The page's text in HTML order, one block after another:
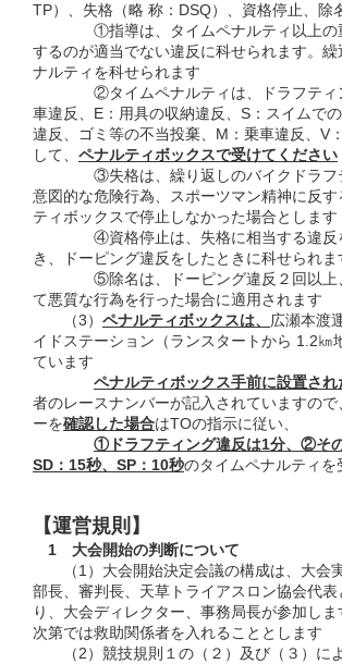
TP）、失格（略 称：DSQ）、資格停止、除
①指導は、タイムペナルティ以上の重
するのが適当でない違反に科せられます。
ナルティを科せられます
②タイムペナルティは、ドラフティン
車違反、E：用具の収納違反、S：スイムで
違反、ゴミ等の不当投棄、M：乗車違反、V
して、 ペナルティボックスで受けてください
③失格は、繰り返しのバイクドラフテ
意図的な危険行為、スポーツマン精神に反
ティボックスで停止しなかった場合とします
④資格停止は、失格に相当する違反を
き、ドーピング違反をしたときに科せられま
⑤除名は、ドーピング違反２回以上、
て悪質な行為を行った場合に適用されます
（3） ペナルティボックスは、 広瀬本渡
イドステーション（ランスタートから 1.2㎞
ています
ペナルティボックス手前に設置され
者のレースナンバーが記入されていますの
ーを確認した場合はTOの指示に従い、
①ドラフティング違反は1分、②その
SD：15秒、SP：10秒のタイムペナルティを
【運営規則】
1 大会開始の判断について
（1）大会開始決定会議の構成は、大会
部長、審判長、天草トライアスロン協会代表
り、大会ディレクター、事務局長が参加し
次第では救助関係者を入れることとします
（2）競技規則１の（２）及び（３）に